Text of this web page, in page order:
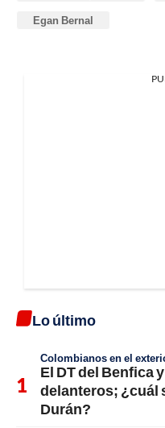
Egan Bernal
Lo último
Colombianos en el
El DT del Benfica
delanteros; ¿cuál
Durán?